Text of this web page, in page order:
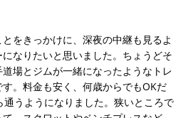
とをきっかけに、深夜の中継も見るよ
なりたいと思いました。ちょうどそ
場とジムが一緒になったようなトレ
。料金も安く、何歳からでもOKだ
うようになりました。狭いところで